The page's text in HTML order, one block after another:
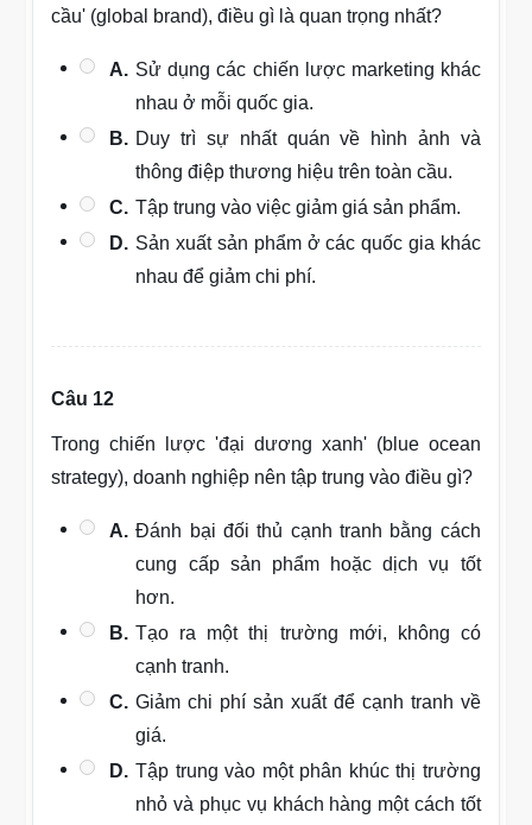
cầu' (global brand), điều gì là quan trọng nhất?
A. Sử dụng các chiến lược marketing khác
nhau ở mỗi quốc gia.
B. Duy trì sự nhất quán về hình ảnh và
thông điệp thương hiệu trên toàn cầu.
C. Tập trung vào việc giảm giá sản phẩm.
D. Sản xuất sản phẩm ở các quốc gia khác
nhau để giảm chi phí.
Câu 12
Trong chiến lược 'đại dương xanh' (blue ocean
strategy), doanh nghiệp nên tập trung vào điều gì?
A. Đánh bại đối thủ cạnh tranh bằng cách
cung cấp sản phẩm hoặc dịch vụ tốt
hơn.
B. Tạo ra một thị trường mới, không có
cạnh tranh.
C. Giảm chi phí sản xuất để cạnh tranh về
giá.
D. Tập trung vào một phân khúc thị trường
nhỏ và phục vụ khách hàng một cách tốt